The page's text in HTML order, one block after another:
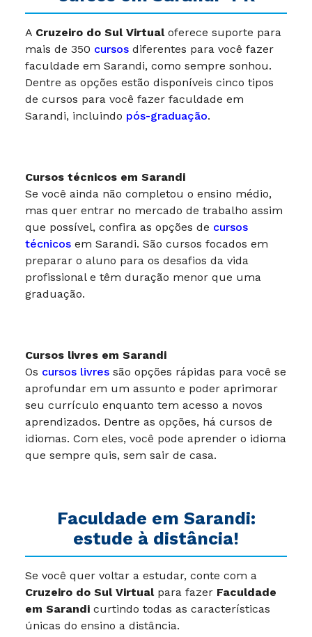
A Cruzeiro do Sul Virtualoferece suporte para
mais de 350 cursos diferentes para você fazer
faculdade em Sarandi, como sempre sonhou.
Dentre as opções estão disponíveis cinco tipos
de cursos para você fazer faculdade em
Sarandi, incluindo pós-graduação.
Cursos técnicos em Sarandi
Se você ainda não completou o ensino médio,
mas quer entrar no mercado de trabalho assim
que possível, confira as opções de cursos
técnicos em Sarandi. São cursos focados em
preparar o aluno para os desafios da vida
profissional e têm duração menor que uma
graduação.
Cursos livres em Sarandi
Os cursos livres são opções rápidas para você se
aprofundar em um assunto e poder aprimorar
seu currículo enquanto tem acesso a novos
aprendizados. Dentre as opções, há cursos de
idiomas. Com eles, você pode aprender o idioma
que sempre quis, sem sair de casa.
Faculdade em Sarandi:
estude à distância!
Se você quer voltar a estudar, conte com a
Cruzeiro do Sul Virtualpara fazer Faculdade
em Sarandi curtindo todas as características
únicas do ensino a distância.